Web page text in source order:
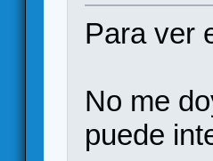
Para ver
No me
puede